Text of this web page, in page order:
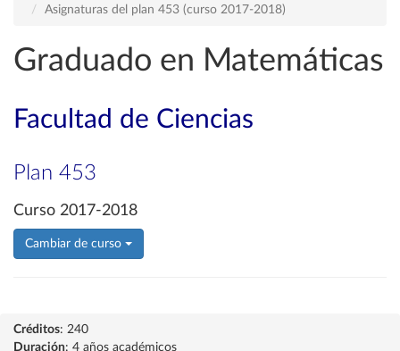
Asignaturas del plan 453 (curso 2017-2018)
Graduado en Matemáticas
Facultad de Ciencias
Plan 453
Curso 2017-2018
Cambiar de curso
Créditos: 240
Duración: 4 años académicos